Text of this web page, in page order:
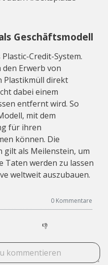
Geschäftsmodell
Credit-System.
Erwerb von
Plastikmüll direkt
dabei einem
entfernt wird. So
mit dem
für ihren
können. Die
gilt als Meilenstein, um
werden zu lassen
weltweit auszubauen.
0 Kommentare
👎